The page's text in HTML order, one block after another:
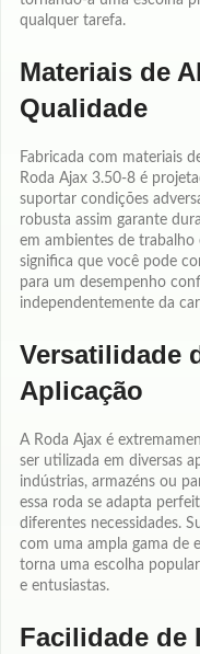
qualquer tarefa.
Materiais de
Qualidade
Fabricada com materiais
Roda Ajax 3.50-8 é
suportar condições
robusta assim garante
em ambientes de trabalho
significa que você pode
para um desempenho
independentemente da
Versatilidade
Aplicação
A Roda Ajax é
ser utilizada em diversas
indústrias, armazéns ou
essa roda se adapta
diferentes necessidades.
com uma ampla gama de
torna uma escolha
e entusiastas.
Facilidade de